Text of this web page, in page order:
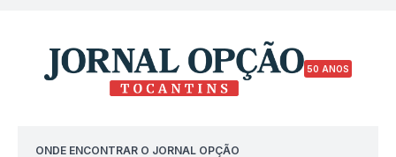
50 ANOS
ONDE ENCONTRAR O JORNAL OPÇÃO